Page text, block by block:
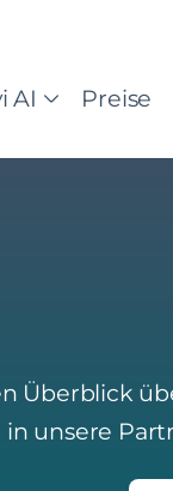
AI Preise
Überblick
unsere